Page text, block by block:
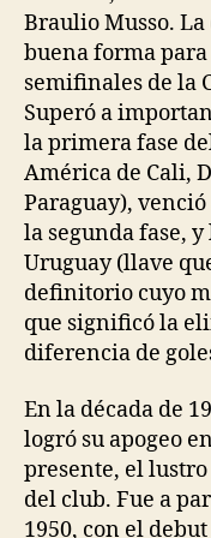
Braulio Musso. La
buena forma
semifinales de la
Superó a
la primera fase
América de Cali,
Paraguay),
la segunda fase,
Uruguay (llave
definitorio cuyo
que significó la
diferencia de
En la década de
logró su apogeo
presente, el
del club. Fue a
1950, con el